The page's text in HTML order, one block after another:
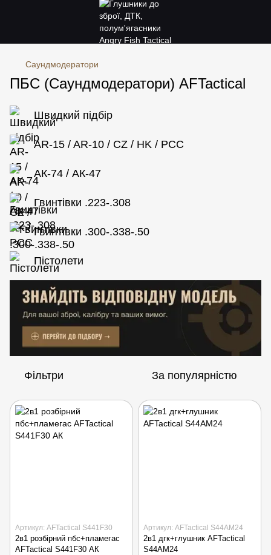
Саундмодератори
ПБС (Саундмодератори) AFTactical
Швидкий підбір
AR-15 / AR-10 / CZ / HK / PCC
АК-74 / АК-47
Гвинтівки .223-.308
Гвинтівки .300-.338-.50
Пістолети
Фільтри За популярністю
Артикул: AFTactical S441F30
2в1 розбірний пбс+пламегас
AFTactical S441F30 АК
Артикул: AFTactical S44AM24
2в1 дгк+глушник AFTactical
S44AM24